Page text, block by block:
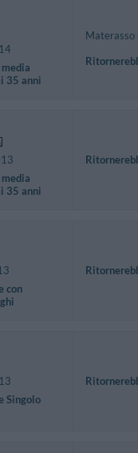
35 anni
Materasso
35 anni
con
Singolo